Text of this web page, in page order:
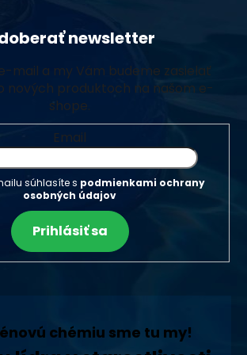
newsletter
mail a my Vám budeme zasielať
nových produktoch na našom e-
shope.
Email
súhlasíte s podmienkami ochrany
osobných údajov
Prihlásiť sa
chémiu sme tu my!